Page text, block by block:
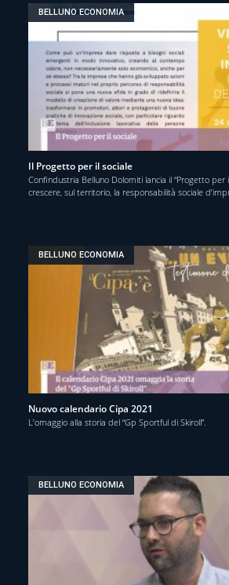
BELLUNO ECONOMIA
Il Progetto per il sociale
Confindustria Belluno Dolomiti lancia il “Progetto per
crescere, sul territorio, la responsabilità sociale
BELLUNO ECONOMIA
Nuovo calendario Cipa 2021
L’omaggio alla storia del “Gp Sportful di Skiroll”.
BELLUNO ECONOMIA